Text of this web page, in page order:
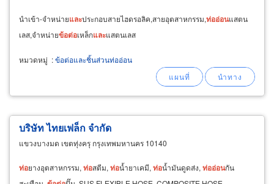
นำเข้า-จำหน่ายและประกอบสายไฮดรอลิค,สายอุตสาหกรรม,ท่ออ่อนแสตน
เลส,จำหน่ายข้อต่อเหล็กและแสตนเลส
หมวดหมู่ :ข้อต่อและชิ้นส่วนท่ออ่อน
บริษัท ไทยเฟล็ก จำกัด
แขวงบางมด เขตทุ่งครุ กรุงเทพมหานคร 10140
ท่อยางอุตสาหกรรม, ท่อสตีม, ท่อน้ำยาเคมี, ท่อน้ำมันดูดส่ง, ท่ออ่อนกัน